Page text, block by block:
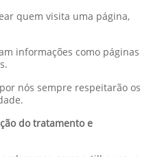
quem visita uma página,
informações como páginas
nós sempre respeitarão os
do tratamento e